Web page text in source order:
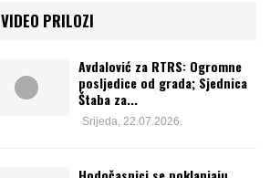
VIDEO PRILOZI
Avdalović za RTRS: Ogromne
posljedice od grada; Sjednica
Štaba za...
Srijeda, 22.07.2026.